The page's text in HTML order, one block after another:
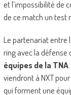
et l’impossibilité de
de ce match un test
Le partenariat entre
ring avec la défense
équipes de la TNA
viendront à NXT
qui forment une